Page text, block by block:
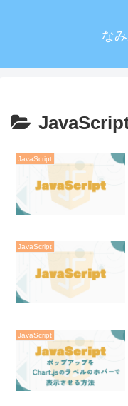
な
JavaScript
JavaScript
JavaScript